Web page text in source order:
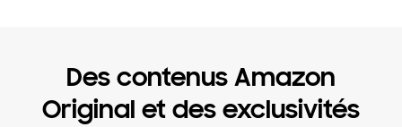
Des contenus Amazon
Original et des exclusivités​